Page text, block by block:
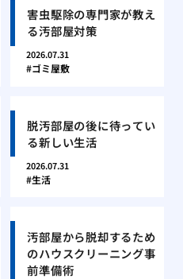
害虫駆除の専門家が教え
る汚部屋対策
2026.07.31
ゴミ屋敷
脱汚部屋の後に待ってい
る新しい生活
2026.07.31
生活
汚部屋から脱却するため
のハウスクリーニング事
前準備術